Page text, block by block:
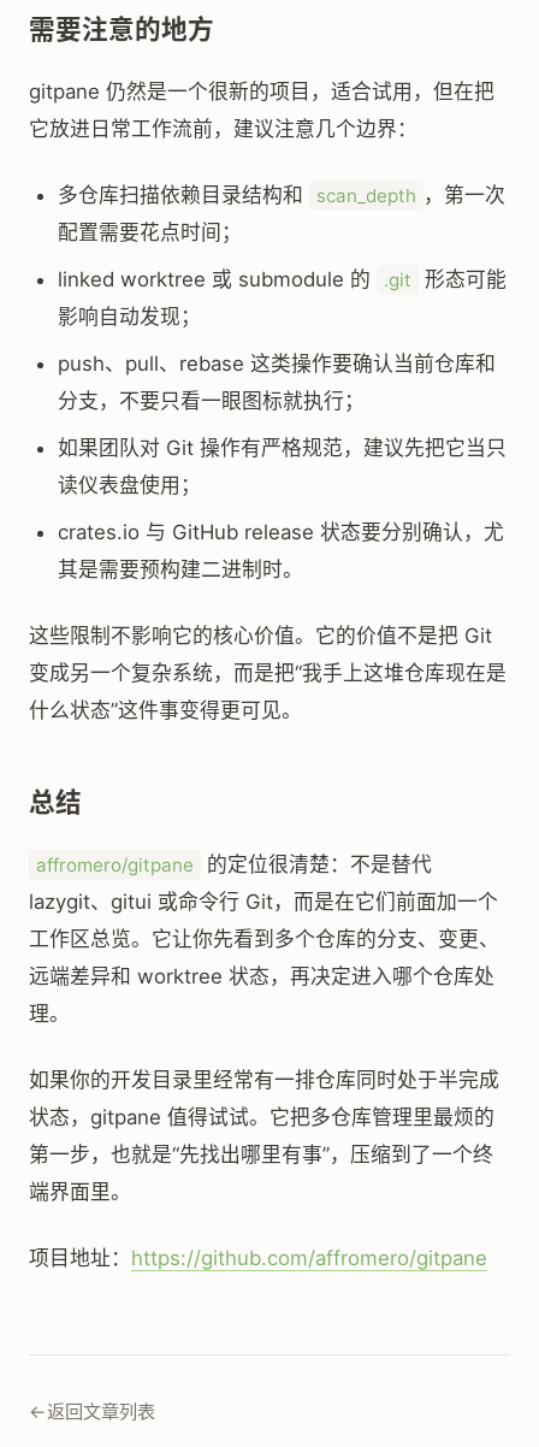
需要注意的地方
gitpane 仍然是一个很新的项目，适合试用，但在把
它放进日常工作流前，建议注意几个边界：
多仓库扫描依赖目录结构和 scan_depth ，第一次
配置需要花点时间；
linked worktree 或 submodule 的
.git
形态可能
影响自动发现；
push、pull、rebase 这类操作要确认当前仓库和
分支，不要只看一眼图标就执行；
如果团队对 Git 操作有严格规范，建议先把它当只
读仪表盘使用；
crates.io 与 GitHub release 状态要分别确认，尤
其是需要预构建二进制时。
这些限制不影响它的核心价值。它的价值不是把 Git
变成另一个复杂系统，而是把“我手上这堆仓库现在是
什么状态”这件事变得更可见。
总结
affromero/gitpane
的定位很清楚：不是替代
lazygit、gitui 或命令行 Git，而是在它们前面加一个
工作区总览。它让你先看到多个仓库的分支、变更、
远端差异和 worktree 状态，再决定进入哪个仓库处
理。
如果你的开发目录里经常有一排仓库同时处于半完成
状态，gitpane 值得试试。它把多仓库管理里最烦的
第一步，也就是“先找出哪里有事”，压缩到了一个终
端界面里。
项目地址： https://github.com/affromero/gitpane
←返回文章列表